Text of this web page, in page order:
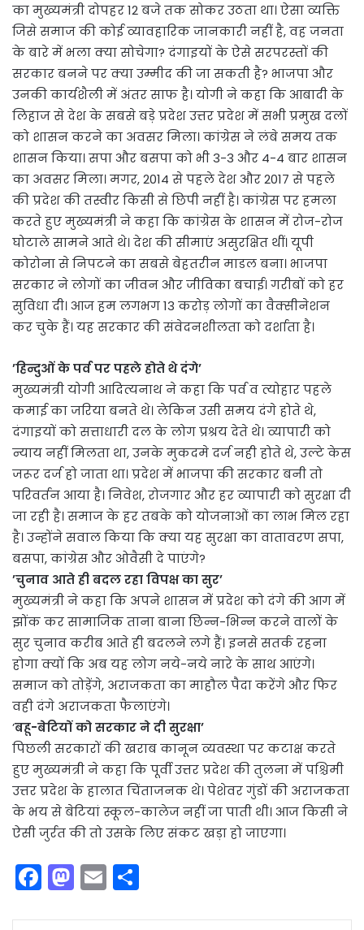
का मुख्यमंत्री दोपहर 12 बजे तक सोकर उठता था। ऐसा व्यक्ति
जिसे समाज की कोई व्यावहारिक जानकारी नहीं है, वह जनता
के बारे में भला क्या सोचेगा? दंगाइयों के ऐसे सरपरस्तों की
सरकार बनने पर क्या उम्मीद की जा सकती है? भाजपा और
उनकी कार्यशैली में अंतर साफ है। योगी ने कहा कि आबादी के
लिहाज से देश के सबसे बड़े प्रदेश उत्तर प्रदेश में सभी प्रमुख दलों
को शासन करने का अवसर मिला। कांग्रेस ने लंबे समय तक
शासन किया। सपा और बसपा को भी 3-3 और 4-4 बार शासन
का अवसर मिला। मगर, 2014 से पहले देश और 2017 से पहले
की प्रदेश की तस्वीर किसी से छिपी नहीं है। कांग्रेस पर हमला
करते हुए मुख्यमंत्री ने कहा कि कांग्रेस के शासन में रोज-रोज
घोटाले सामने आते थे। देश की सीमाएं असुरक्षित थीं। यूपी
कोरोना से निपटने का सबसे बेहतरीन माडल बना। भाजपा
सरकार ने लोगों का जीवन और जीविका बचाई। गरीबों को हर
सुविधा दी। आज हम लगभग 13 करोड़ लोगों का वैक्सीनेशन
कर चुके हैं। यह सरकार की संवेदनशीलता को दर्शाता है।
’हिन्दुओं के पर्व पर पहले होते थे दंगे’
मुख्यमंत्री योगी आदित्यनाथ ने कहा कि पर्व व त्योहार पहले
कमाई का जरिया बनते थे। लेकिन उसी समय दंगे होते थे,
दंगाइयों को सत्ताधारी दल के लोग प्रश्रय देते थे। व्यापारी को
न्याय नहीं मिलता था, उनके मुकदमे दर्ज नही होते थे, उल्टे केस
जरूर दर्ज हो जाता था। प्रदेश में भाजपा की सरकार बनी तो
परिवर्तन आया है। निवेश, रोजगार और हर व्यापारी को सुरक्षा दी
जा रही है। समाज के हर तबके को योजनाओं का लाभ मिल रहा
है। उन्होंने सवाल किया कि क्या यह सुरक्षा का वातावरण सपा,
बसपा, कांग्रेस और ओवैसी दे पाएंगे?
’चुनाव आते ही बदल रहा विपक्ष का सुर’
मुख्यमंत्री ने कहा कि अपने शासन में प्रदेश को दंगे की आग में
झोंक कर सामाजिक ताना बाना छिन्न-भिन्न करने वालों के
सुर चुनाव करीब आते ही बदलने लगे हैं। इनसे सतर्क रहना
होगा क्यों कि अब यह लोग नये-नये नारे के साथ आएंगे।
समाज को तोड़ेंगे, अराजकता का माहौल पैदा करेंगे और फिर
वही दंगे अराजकता फैलाएंगे।
’बहू-बेटियों को सरकार ने दी सुरक्षा’
पिछली सरकारों की खराब कानून व्यवस्था पर कटाक्ष करते
हुए मुख्यमंत्री ने कहा कि पूर्वी उत्तर प्रदेश की तुलना में पश्चिमी
उत्तर प्रदेश के हालात चिंताजनक थे। पेशेवर गुंडों की अराजकता
के भय से बेटियां स्कूल-कालेज नहीं जा पाती थी। आज किसी ने
ऐसी जुर्रत की तो उसके लिए संकट खड़ा हो जाएगा।
F
a
M
a
E
m